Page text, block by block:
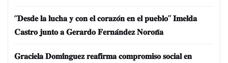
“𝐃𝐞𝐬𝐝𝐞 𝐥𝐚 𝐥𝐮𝐜𝐡𝐚 𝐲 𝐜𝐨𝐧 𝐞𝐥 𝐜𝐨𝐫𝐚𝐳𝐨́𝐧 𝐞𝐧 𝐞𝐥 𝐩𝐮𝐞𝐛𝐥𝐨” 𝐈𝐦𝐞𝐥𝐝𝐚
𝐂𝐚𝐬𝐭𝐫𝐨 𝐣𝐮𝐧𝐭𝐨 𝐚 𝐆𝐞𝐫𝐚𝐫𝐝𝐨 𝐅𝐞𝐫𝐧𝐚́𝐧𝐝𝐞𝐳 𝐍𝐨𝐫𝐨𝐧̃𝐚
𝐆𝐫𝐚𝐜𝐢𝐞𝐥𝐚 𝐃𝐨𝐦𝐢́𝐧𝐠𝐮𝐞𝐳 𝐫𝐞𝐚𝐟𝐢𝐫𝐦𝐚 𝐜𝐨𝐦𝐩𝐫𝐨𝐦𝐢𝐬𝐨 𝐬𝐨𝐜𝐢𝐚𝐥 𝐞𝐧